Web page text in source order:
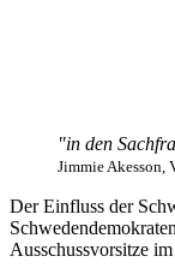
"in den
Jimmie Akesson,
Der Einfluss der
Ausschussvorsitze